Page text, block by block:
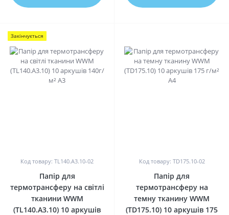
Закінчується
Код товару: TL140.A3.10-02
Папір для
термотрансферу на світлі
тканини WWM
(TL140.A3.10) 10 аркушів
Код товару: TD175.10-02
Папір для
термотрансферу на
темну тканину WWM
(TD175.10) 10 аркушів 175